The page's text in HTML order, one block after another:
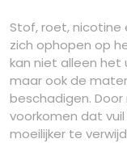
Stof, roet, nicotine
zich ophopen op
kan niet alleen het
maar ook de
beschadigen.
voorkomen dat
moeilijker te